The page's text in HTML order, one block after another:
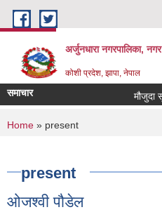
Skip to main content
अर्जुनधारा नगरपालिका, नगर
कोशी प्रदेश, झापा, नेपाल
समाचार मौजुदा
You are here
Home » present
present
ओजश्वी पौडेल